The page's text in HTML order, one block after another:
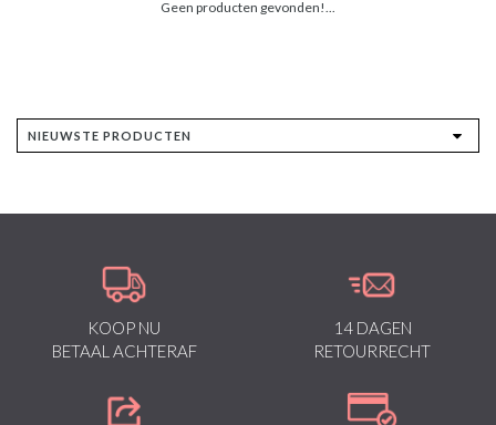
Geen producten gevonden!...
KOOP NU
BETAAL ACHTERAF
14 DAGEN
RETOURRECHT